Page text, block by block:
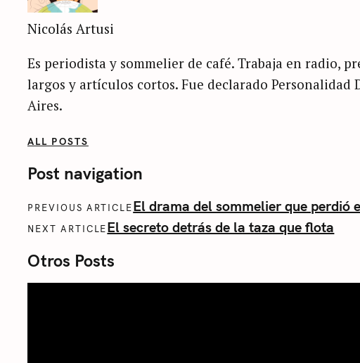
Nicolás Artusi
Es periodista y sommelier de café. Trabaja en radio,
largos y artículos cortos. Fue declarado Personalidad
Aires.
ALL POSTS
Post navigation
PREVIOUS ARTICLEEl drama del sommelier que perdió
NEXT ARTICLEEl secreto detrás de la taza que flota
Otros Posts